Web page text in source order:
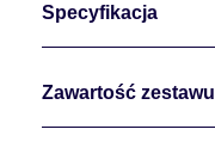
Specyfikacja
Zawartość zestawu